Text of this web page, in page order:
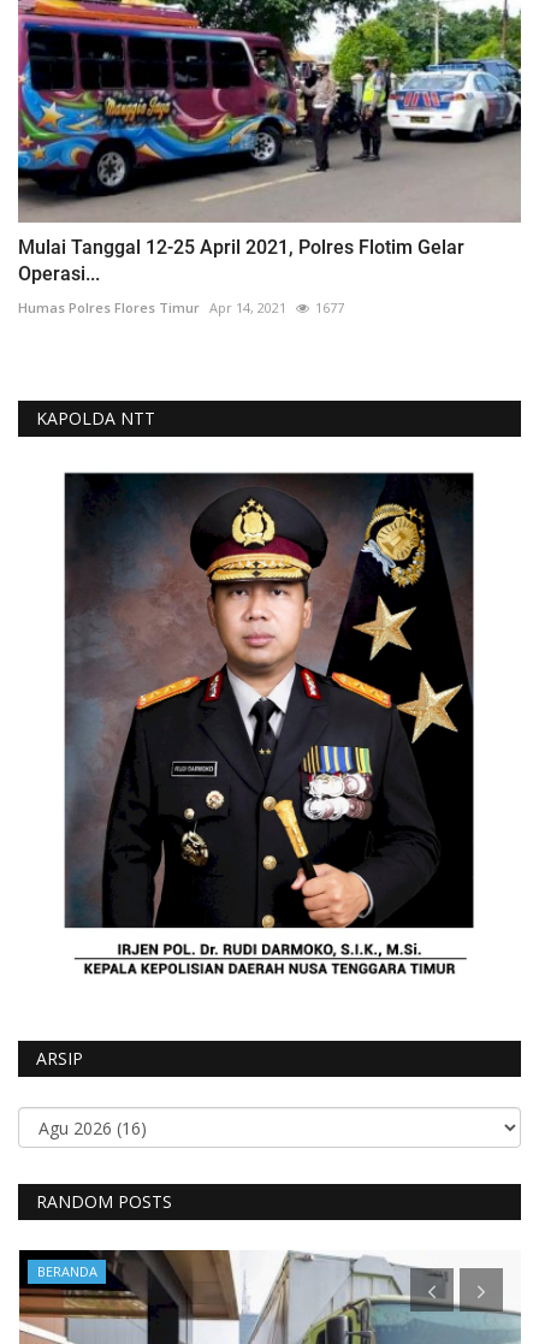
Mulai Tanggal 12-25 April 2021, Polres Flotim Gelar
Operasi...
Humas Polres Flores Timur Apr 14, 2021 1677
KAPOLDA NTT
ARSIP
RANDOM POSTS
BERANDA